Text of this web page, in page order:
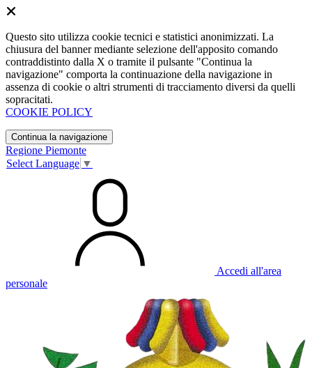
Questo sito utilizza cookie tecnici e statistici anonimizzati. La
chiusura del banner mediante selezione dell'apposito comando
contraddistinto dalla X o tramite il pulsante "Continua la
navigazione" comporta la continuazione della navigazione in
assenza di cookie o altri strumenti di tracciamento diversi da quelli
sopracitati.
COOKIE POLICY
Continua la navigazione
Regione Piemonte
Select Language ▼
Accedi all'area
personale